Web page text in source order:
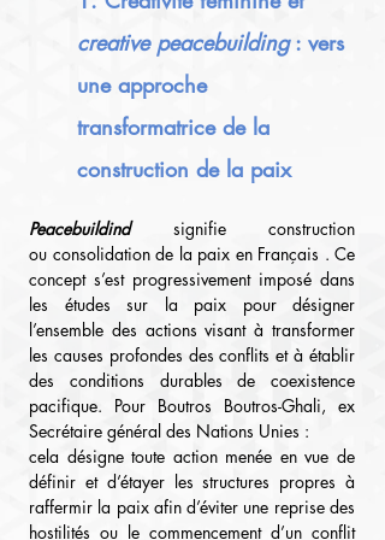
creative peacebuilding : vers
une approche
transformatrice de la
construction de la paix
Peacebuildind signifie
construction
ou consolidation de la paix en Français . Ce
concept s’est progressivement imposé dans
les études sur la paix pour désigner
l’ensemble des actions visant à transformer
les causes profondes des conflits et à établir
des conditions durables de coexistence
pacifique. Pour Boutros Boutros-Ghali, ex
Secrétaire général des Nations Unies :
cela désigne toute action menée en vue de
définir et d’étayer les structures propres à
raffermir la paix afin d’éviter une reprise des
hostilités ou le commencement d’un conflit